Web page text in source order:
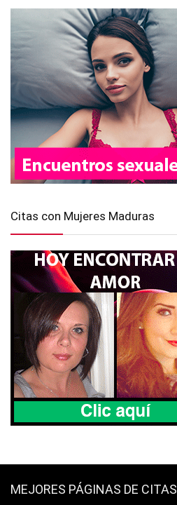
Citas con Mujeres Maduras
MEJORES PÁGINAS DE CITAS